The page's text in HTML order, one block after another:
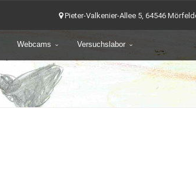
Pieter-Valkenier-Allee 5, 64546
Webcams Versuchslabor